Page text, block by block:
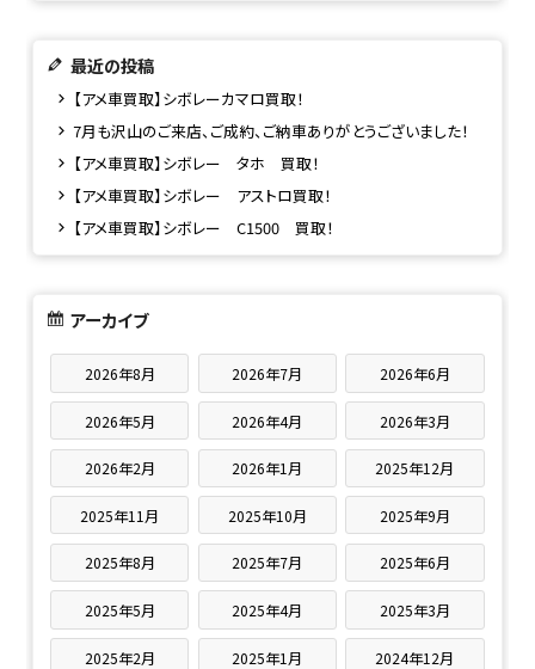
最近の投稿
【アメ車買取】シボレーカマロ買取！
7月も沢山のご来店、ご成約、ご納車ありがとうございました！
【アメ車買取】シボレー タホ 買取！
【アメ車買取】シボレー アストロ買取！
【アメ車買取】シボレー C1500 買取！
アーカイブ
2026年8月 2026年7月 2026年6月
2026年5月 2026年4月 2026年3月
2026年2月 2026年1月 2025年12月
2025年11月 2025年10月 2025年9月
2025年8月 2025年7月 2025年6月
2025年5月 2025年4月 2025年3月
2025年2月 2025年1月 2024年12月